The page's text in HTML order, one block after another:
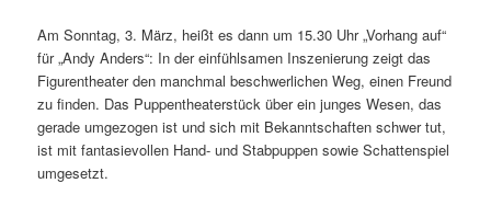
Am Sonntag, 3. März, heißt es dann um 15.30 Uhr „Vorhang auf“
für „Andy Anders“: In der einfühlsamen Inszenierung zeigt das
Figurentheater den manchmal beschwerlichen Weg, einen Freund
zu finden. Das Puppentheaterstück über ein junges Wesen, das
gerade umgezogen ist und sich mit Bekanntschaften schwer tut,
ist mit fantasievollen Hand- und Stabpuppen sowie Schattenspiel
umgesetzt.